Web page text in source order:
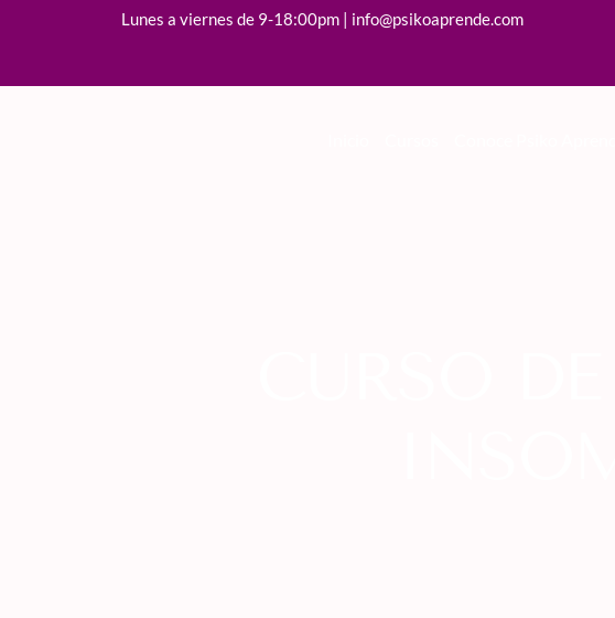
Lunes a viernes de 9-18:00pm | info@psikoaprende.com